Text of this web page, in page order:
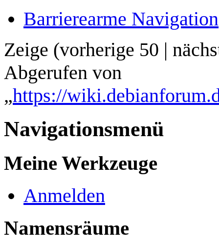
Barrierearme Navigation
Zeige (vorherige 50 |
Abgerufen von
„https://
Navigationsmenü
Meine Werkzeuge
Anmelden
Namensräume